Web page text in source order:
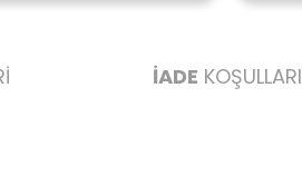
İADE KOŞULLARI